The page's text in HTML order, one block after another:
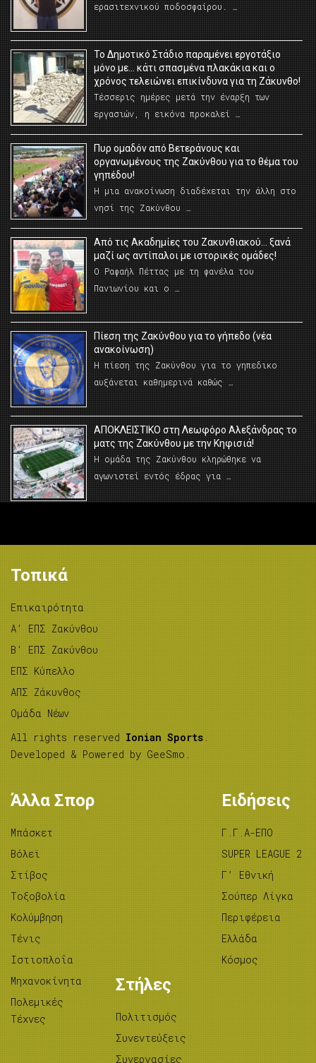
ερασιτεχνικού ποδοσφαίρου. …
Το Δημοτικό Στάδιο παραμένει εργοτάξιο
μόνο με… κάτι σπασμένα πλακάκια και ο
χρόνος τελειώνει επικίνδυνα για τη Ζάκυνθο!
Τέσσερις ημέρες μετά την έναρξη των
εργασιών, η εικόνα προκαλεί …
Πυρ ομαδόν από Βετεράνους και
οργανωμένους της Ζακύνθου για το θέμα του
γηπέδου!
Η μια ανακοίνωση διαδέχεται την άλλη στο
νησί της Ζακύνθου …
Από τις Ακαδημίες του Ζακυνθιακού… ξανά
μαζί ως αντίπαλοι με ιστορικές ομάδες!
Ο Ραφαήλ Πέττας με τη φανέλα του
Πανιωνίου και ο …
Πίεση της Ζακύνθου για το γήπεδο (νέα
ανακοίνωση)
Η πίεση της Ζακύνθου για το γηπεδικο
αυξάνεται καθημερινά καθώς …
AΠΟΚΛΕΙΣΤΙΚΟ στη Λεωφόρο Αλεξάνδρας το
ματς της Ζακύνθου με την Κηφισιά!
Η ομάδα της Ζακύνθου κληρώθηκε να
αγωνιστεί εντός έδρας για …
Τοπικά
Επικαιρότητα
A’ ΕΠΣ Ζακύνθου
B’ ΕΠΣ Ζακύνθου
ΕΠΣ Κύπελλο
ΑΠΣ Ζάκυνθος
Ομάδα Νέων
All rights reserved Ionian Sports .
Developed & Powered by GeeSmo .
Άλλα Σπορ
Μπάσκετ
Βόλεϊ
Στίβος
Tοξοβολία
Κολύμβηση
Τένις
Ιστιοπλοΐα
Μηχανοκίνητα
Πολεμικές
Τέχνες
Ειδήσεις
Γ.Γ.Α-ΕΠΟ
SUPER LEAGUE 2
Γ’ Εθνική
Σούπερ Λίγκα
Περιφέρεια
Ελλάδα
Κόσμος
Στήλες
Πολιτισμός
Συνεντεύξεις
Συνεργασίες